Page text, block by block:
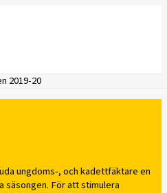
2019-20
ungdoms-, och kadettfäktare en
säsongen. För att stimulera